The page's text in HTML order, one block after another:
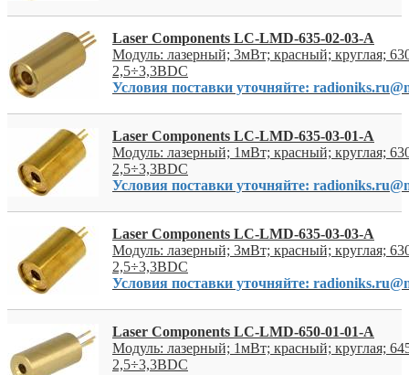
Laser Components LC-LMD-635-02-03-A
Модуль: лазерный; 3мВт; красный; круглая;
2,5÷3,3ВDC
Условия поставки уточняйте:
Laser Components LC-LMD-635-03-01-A
Модуль: лазерный; 1мВт; красный; круглая;
2,5÷3,3ВDC
Условия поставки уточняйте:
Laser Components LC-LMD-635-03-03-A
Модуль: лазерный; 3мВт; красный; круглая;
2,5÷3,3ВDC
Условия поставки уточняйте:
Laser Components LC-LMD-650-01-01-A
Модуль: лазерный; 1мВт; красный; круглая;
2,5÷3,3ВDC